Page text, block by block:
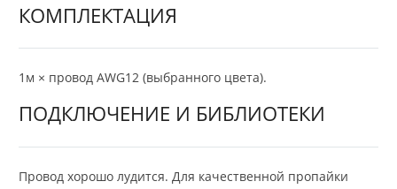
КОМПЛЕКТАЦИЯ
1м × провод AWG12 (выбранного цвета).
ПОДКЛЮЧЕНИЕ И БИБЛИОТЕКИ
Провод хорошо лудится. Для качественной пропайки